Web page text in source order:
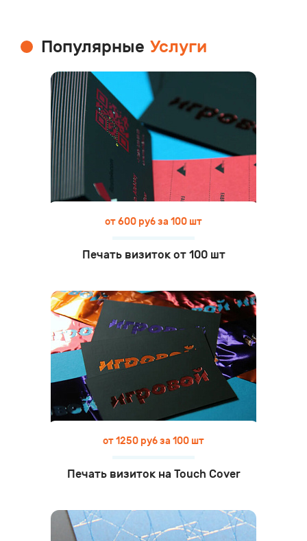
Популярные Услуги
от 600 руб за 100 шт
Печать визиток от 100 шт
от 1250 руб за 100 шт
Печать визиток на Touch Cover